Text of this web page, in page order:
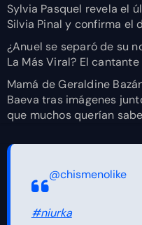
Sylvia Pasquel revela el
Silvia Pinal y confirma el
¿Anuel se separó de su
La Más Viral? El
Mamá de Geraldine
Baeva tras imágenes
que muchos querían
@chismenolike
#niurka